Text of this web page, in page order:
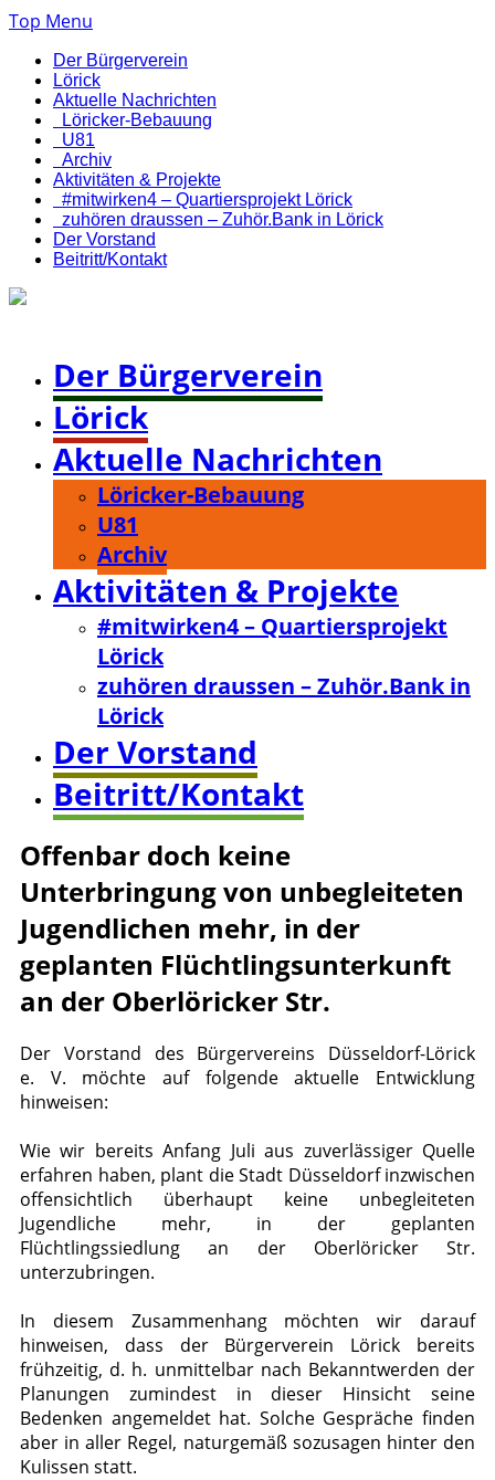
Top Menu
Der Bürgerverein
Lörick
Aktuelle Nachrichten
Löricker-Bebauung
U81
Archiv
Aktivitäten & Projekte
#mitwirken4 – Quartiersprojekt Lörick
zuhören draussen – Zuhör.Bank in Lörick
Der Vorstand
Beitritt/Kontakt
Der Bürgerverein
Lörick
Aktuelle Nachrichten
Löricker-Bebauung
U81
Archiv
Aktivitäten & Projekte
#mitwirken4 – Quartiersprojekt
Lörick
zuhören draussen – Zuhör.Bank in
Lörick
Der Vorstand
Beitritt/Kontakt
Offenbar doch keine
Unterbringung von unbegleiteten
Jugendlichen mehr, in der
geplanten Flüchtlingsunterkunft
an der Oberlöricker Str.
Der Vorstand des Bürgervereins Düsseldorf-Lörick
e. V. möchte auf folgende aktuelle Entwicklung
hinweisen:
Wie wir bereits Anfang Juli aus zuverlässiger Quelle
erfahren haben, plant die Stadt Düsseldorf inzwischen
offensichtlich überhaupt keine unbegleiteten
Jugendliche mehr, in der geplanten
Flüchtlingssiedlung an der Oberlöricker Str.
unterzubringen.
In diesem Zusammenhang möchten wir darauf
hinweisen, dass der Bürgerverein Lörick bereits
frühzeitig, d. h. unmittelbar nach Bekanntwerden der
Planungen zumindest in dieser Hinsicht seine
Bedenken angemeldet hat. Solche Gespräche finden
aber in aller Regel, naturgemäß sozusagen hinter den
Kulissen statt.